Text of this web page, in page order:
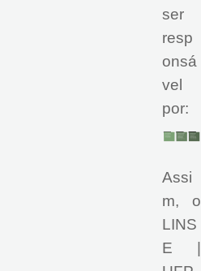
ser
resp
onsá
vel
por:
Assi
m, o
LINS
E |